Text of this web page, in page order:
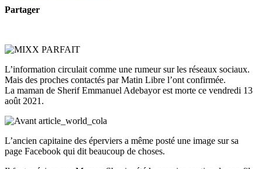
Partager
L’information circulait comme une rumeur sur les réseaux sociaux.
Mais des proches contactés par Matin Libre l’ont confirmée.
La maman de Sherif Emmanuel Adebayor est morte ce vendredi 13
août 2021.
L’ancien capitaine des éperviers a même posté une image sur sa
page Facebook qui dit beaucoup de choses.